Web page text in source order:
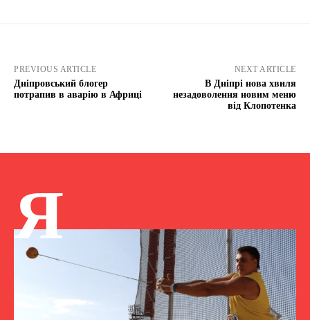
PREVIOUS ARTICLE
Дніпровський блогер
потрапив в аварію в Африці
NEXT ARTICLE
В Дніпрі нова хвиля
незадоволення новим меню
від Клопотенка
Я